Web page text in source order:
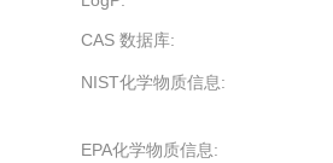
CAS 数据库:
NIST化学物质信息:
EPA化学物质信息: